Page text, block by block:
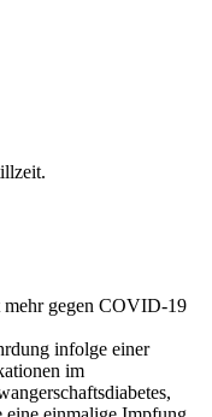
mehr gegen COVID-19
infolge einer
im